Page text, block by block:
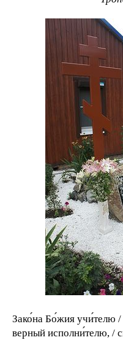
Зако́на Бо́жия учи́телю /
верный исполни́телю, /